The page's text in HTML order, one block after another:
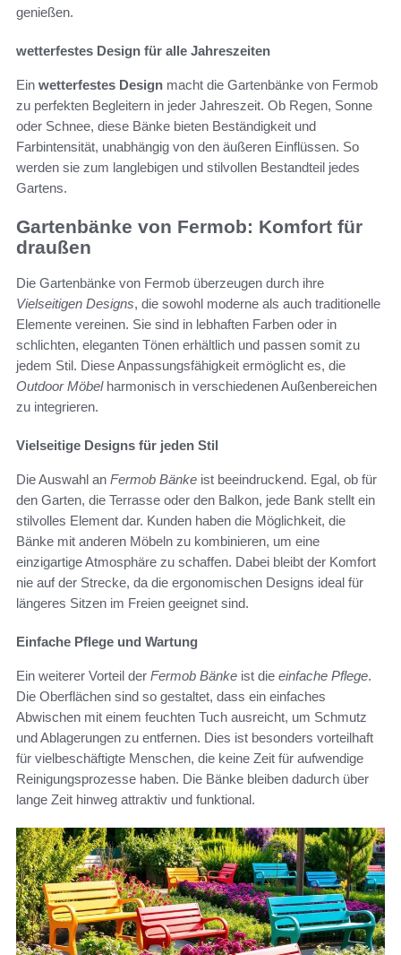
genießen.
wetterfestes Design für alle Jahreszeiten
Ein wetterfestes Design macht die Gartenbänke von Fermob
zu perfekten Begleitern in jeder Jahreszeit. Ob Regen, Sonne
oder Schnee, diese Bänke bieten Beständigkeit und
Farbintensität, unabhängig von den äußeren Einflüssen. So
werden sie zum langlebigen und stilvollen Bestandteil jedes
Gartens.
Gartenbänke von Fermob: Komfort für
draußen
Die Gartenbänke von Fermob überzeugen durch ihre
Vielseitigen Designs, die sowohl moderne als auch traditionelle
Elemente vereinen. Sie sind in lebhaften Farben oder in
schlichten, eleganten Tönen erhältlich und passen somit zu
jedem Stil. Diese Anpassungsfähigkeit ermöglicht es, die
Outdoor Möbelharmonisch in verschiedenen Außenbereichen
zu integrieren.
Vielseitige Designs für jeden Stil
Die Auswahl an Fermob Bänke ist beeindruckend. Egal, ob für
den Garten, die Terrasse oder den Balkon, jede Bank stellt ein
stilvolles Element dar. Kunden haben die Möglichkeit, die
Bänke mit anderen Möbeln zu kombinieren, um eine
einzigartige Atmosphäre zu schaffen. Dabei bleibt der Komfort
nie auf der Strecke, da die ergonomischen Designs ideal für
längeres Sitzen im Freien geeignet sind.
Einfache Pflege und Wartung
Ein weiterer Vorteil der Fermob Bänke ist die einfache Pflege.
Die Oberflächen sind so gestaltet, dass ein einfaches
Abwischen mit einem feuchten Tuch ausreicht, um Schmutz
und Ablagerungen zu entfernen. Dies ist besonders vorteilhaft
für vielbeschäftigte Menschen, die keine Zeit für aufwendige
Reinigungsprozesse haben. Die Bänke bleiben dadurch über
lange Zeit hinweg attraktiv und funktional.